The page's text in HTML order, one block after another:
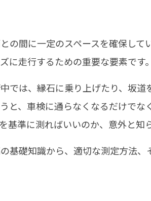
の間に一定のスペースを確保して
に走行するための重要な要素です。
では、縁石に乗り上げたり、坂
と、車検に通らなくなるだけで
基準に測ればいいのか、意外と知
基礎知識から、適切な測定方法